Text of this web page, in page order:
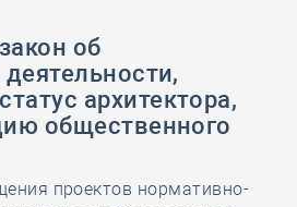
об
архитектора,
общественного
проектов нормативно-